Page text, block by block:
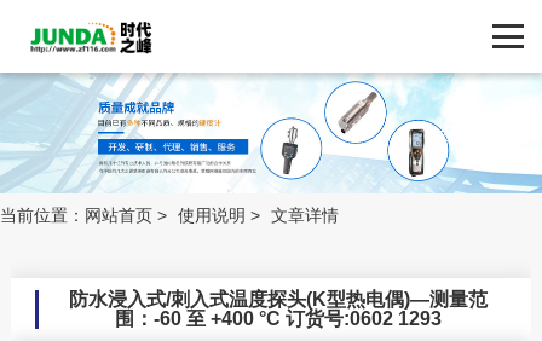
品牌中心
技术支持
ZF116.COM
当前位置： 网站首页 > 使用说明 > 文章详情
防水浸入式/刺入式温度探头(K型热电偶)—测量范
围：-60 至 +400 °C 订货号:0602 1293